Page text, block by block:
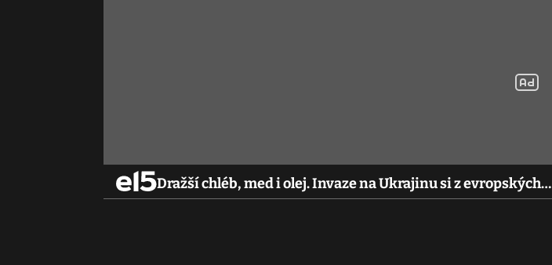
Dražší chléb, med i olej. Invaze na Ukrajinu si z evropských…